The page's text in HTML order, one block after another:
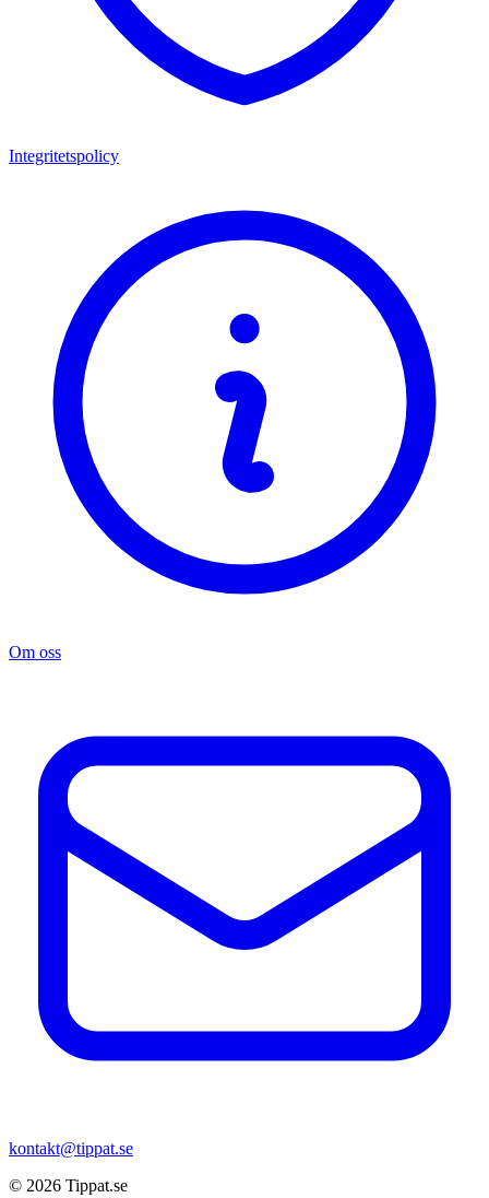
Integritetspolicy
Om oss
kontakt@tippat.se
© 2026 Tippat.se